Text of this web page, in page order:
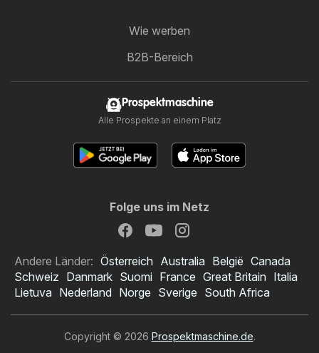
Wie werben
B2B-Bereich
Prospektmaschine
Alle Prospekte an einem Platz
Folge uns im Netz
Andere Länder: Österreich Australia België Canada
Schweiz Danmark Suomi France Great Britain Italia
Lietuva Nederland Norge Sverige South Africa
Copyright © 2026 Prospektmaschine.de.